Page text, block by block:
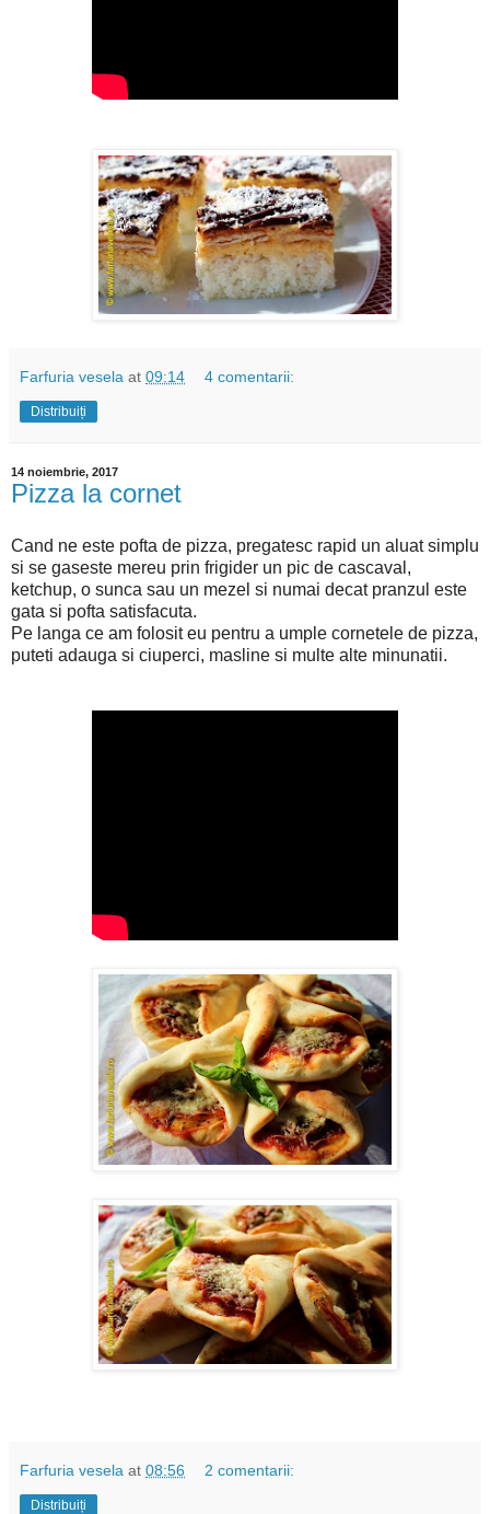
Farfuria vesela at 09:14 4 comentarii:
Distribuiți
14 noiembrie, 2017
Pizza la cornet
Cand ne este pofta de pizza, pregatesc rapid un aluat simplu
si se gaseste mereu prin frigider un pic de cascaval,
ketchup, o sunca sau un mezel si numai decat pranzul este
gata si pofta satisfacuta.
Pe langa ce am folosit eu pentru a umple cornetele de pizza,
puteti adauga si ciuperci, masline si multe alte minunatii.
Farfuria vesela at 08:56 2 comentarii:
Distribuiți